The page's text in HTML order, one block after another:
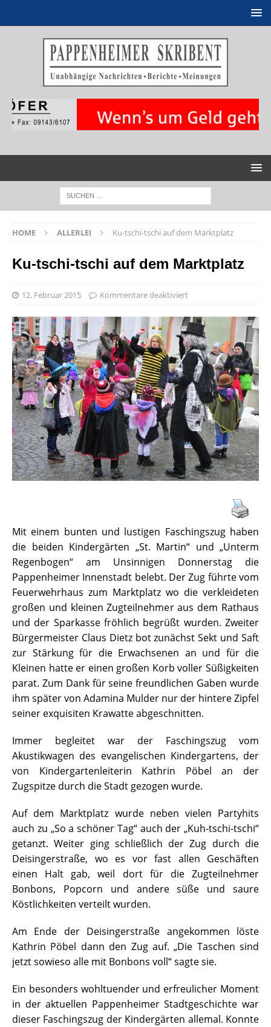
HOME ALLERLEI Ku-tschi-tschi auf dem Marktplatz
Ku-tschi-tschi auf dem Marktplatz
12. Februar 2015 Kommentare deaktiviert
Mit einem bunten und lustigen Faschingszug haben
die beiden Kindergärten „St. Martin“ und „Unterm
Regenbogen“ am Unsinnigen Donnerstag die
Pappenheimer Innenstadt belebt. Der Zug führte vom
Feuerwehrhaus zum Marktplatz wo die verkleideten
großen und kleinen Zugteilnehmer aus dem Rathaus
und der Sparkasse fröhlich begrüßt wurden. Zweiter
Bürgermeister Claus Dietz bot zunächst Sekt und Saft
zur Stärkung für die Erwachsenen an und für die
Kleinen hatte er einen großen Korb voller Süßigkeiten
parat. Zum Dank für seine freundlichen Gaben wurde
ihm später von Adamina Mulder nur der hintere Zipfel
seiner exquisiten Krawatte abgeschnitten.
Immer begleitet war der Faschingszug vom
Akustikwagen des evangelischen Kindergartens, der
von Kindergartenleiterin Kathrin Pöbel an der
Zugspitze durch die Stadt gezogen wurde.
Auf dem Marktplatz wurde neben vielen Partyhits
auch zu „So a schöner Tag“ auch der „Kuh-tschi-tschi“
getanzt. Weiter ging schließlich der Zug durch die
Deisingerstraße, wo es vor fast allen Geschäften
einen Halt gab, weil dort für die Zugteilnehmer
Bonbons, Popcorn und andere süße und saure
Köstlichkeiten verteilt wurden.
Am Ende der Deisingerstraße angekommen löste
Kathrin Pöbel dann den Zug auf. „Die Taschen sind
jetzt sowieso alle mit Bonbons voll“ sagte sie.
Ein besonders wohltuender und erfreulicher Moment
in der aktuellen Pappenheimer Stadtgeschichte war
dieser Faschingszug der Kindergärten allemal. Konnte